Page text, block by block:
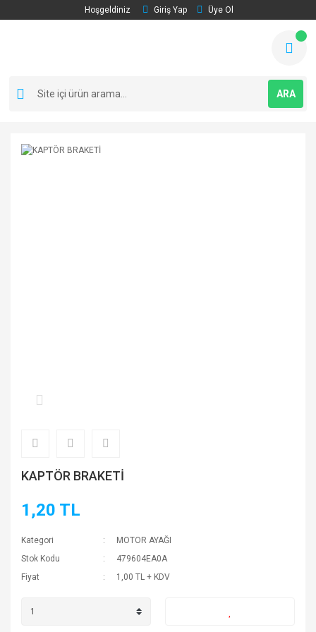
Hoşgeldiniz Giriş Yap Üye Ol
ARA
KAPTÖR BRAKETİ
1,20 TL
Kategori
MOTOR AYAĞI
Stok Kodu
479604EA0A
Fiyat
1,00 TL + KDV